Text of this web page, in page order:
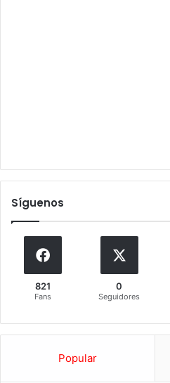
Síguenos
821
Fans
0
Seguidores
Popular